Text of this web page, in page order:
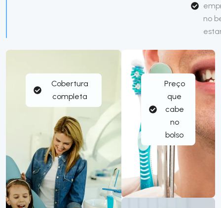
Cobertura
completa
Preço
que
cabe
no
bolso
no